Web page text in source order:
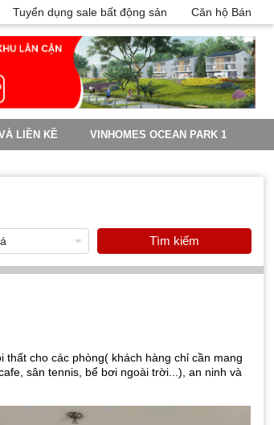
Tuyển dụng sale bất động sản Căn hộ Bán
LIỀN KỀ VINHOMES OCEAN PARK 1
Tìm kiếm
cho các phòng( khách hàng chỉ cần mang
sân tennis, bể bơi ngoài trời...), an ninh và